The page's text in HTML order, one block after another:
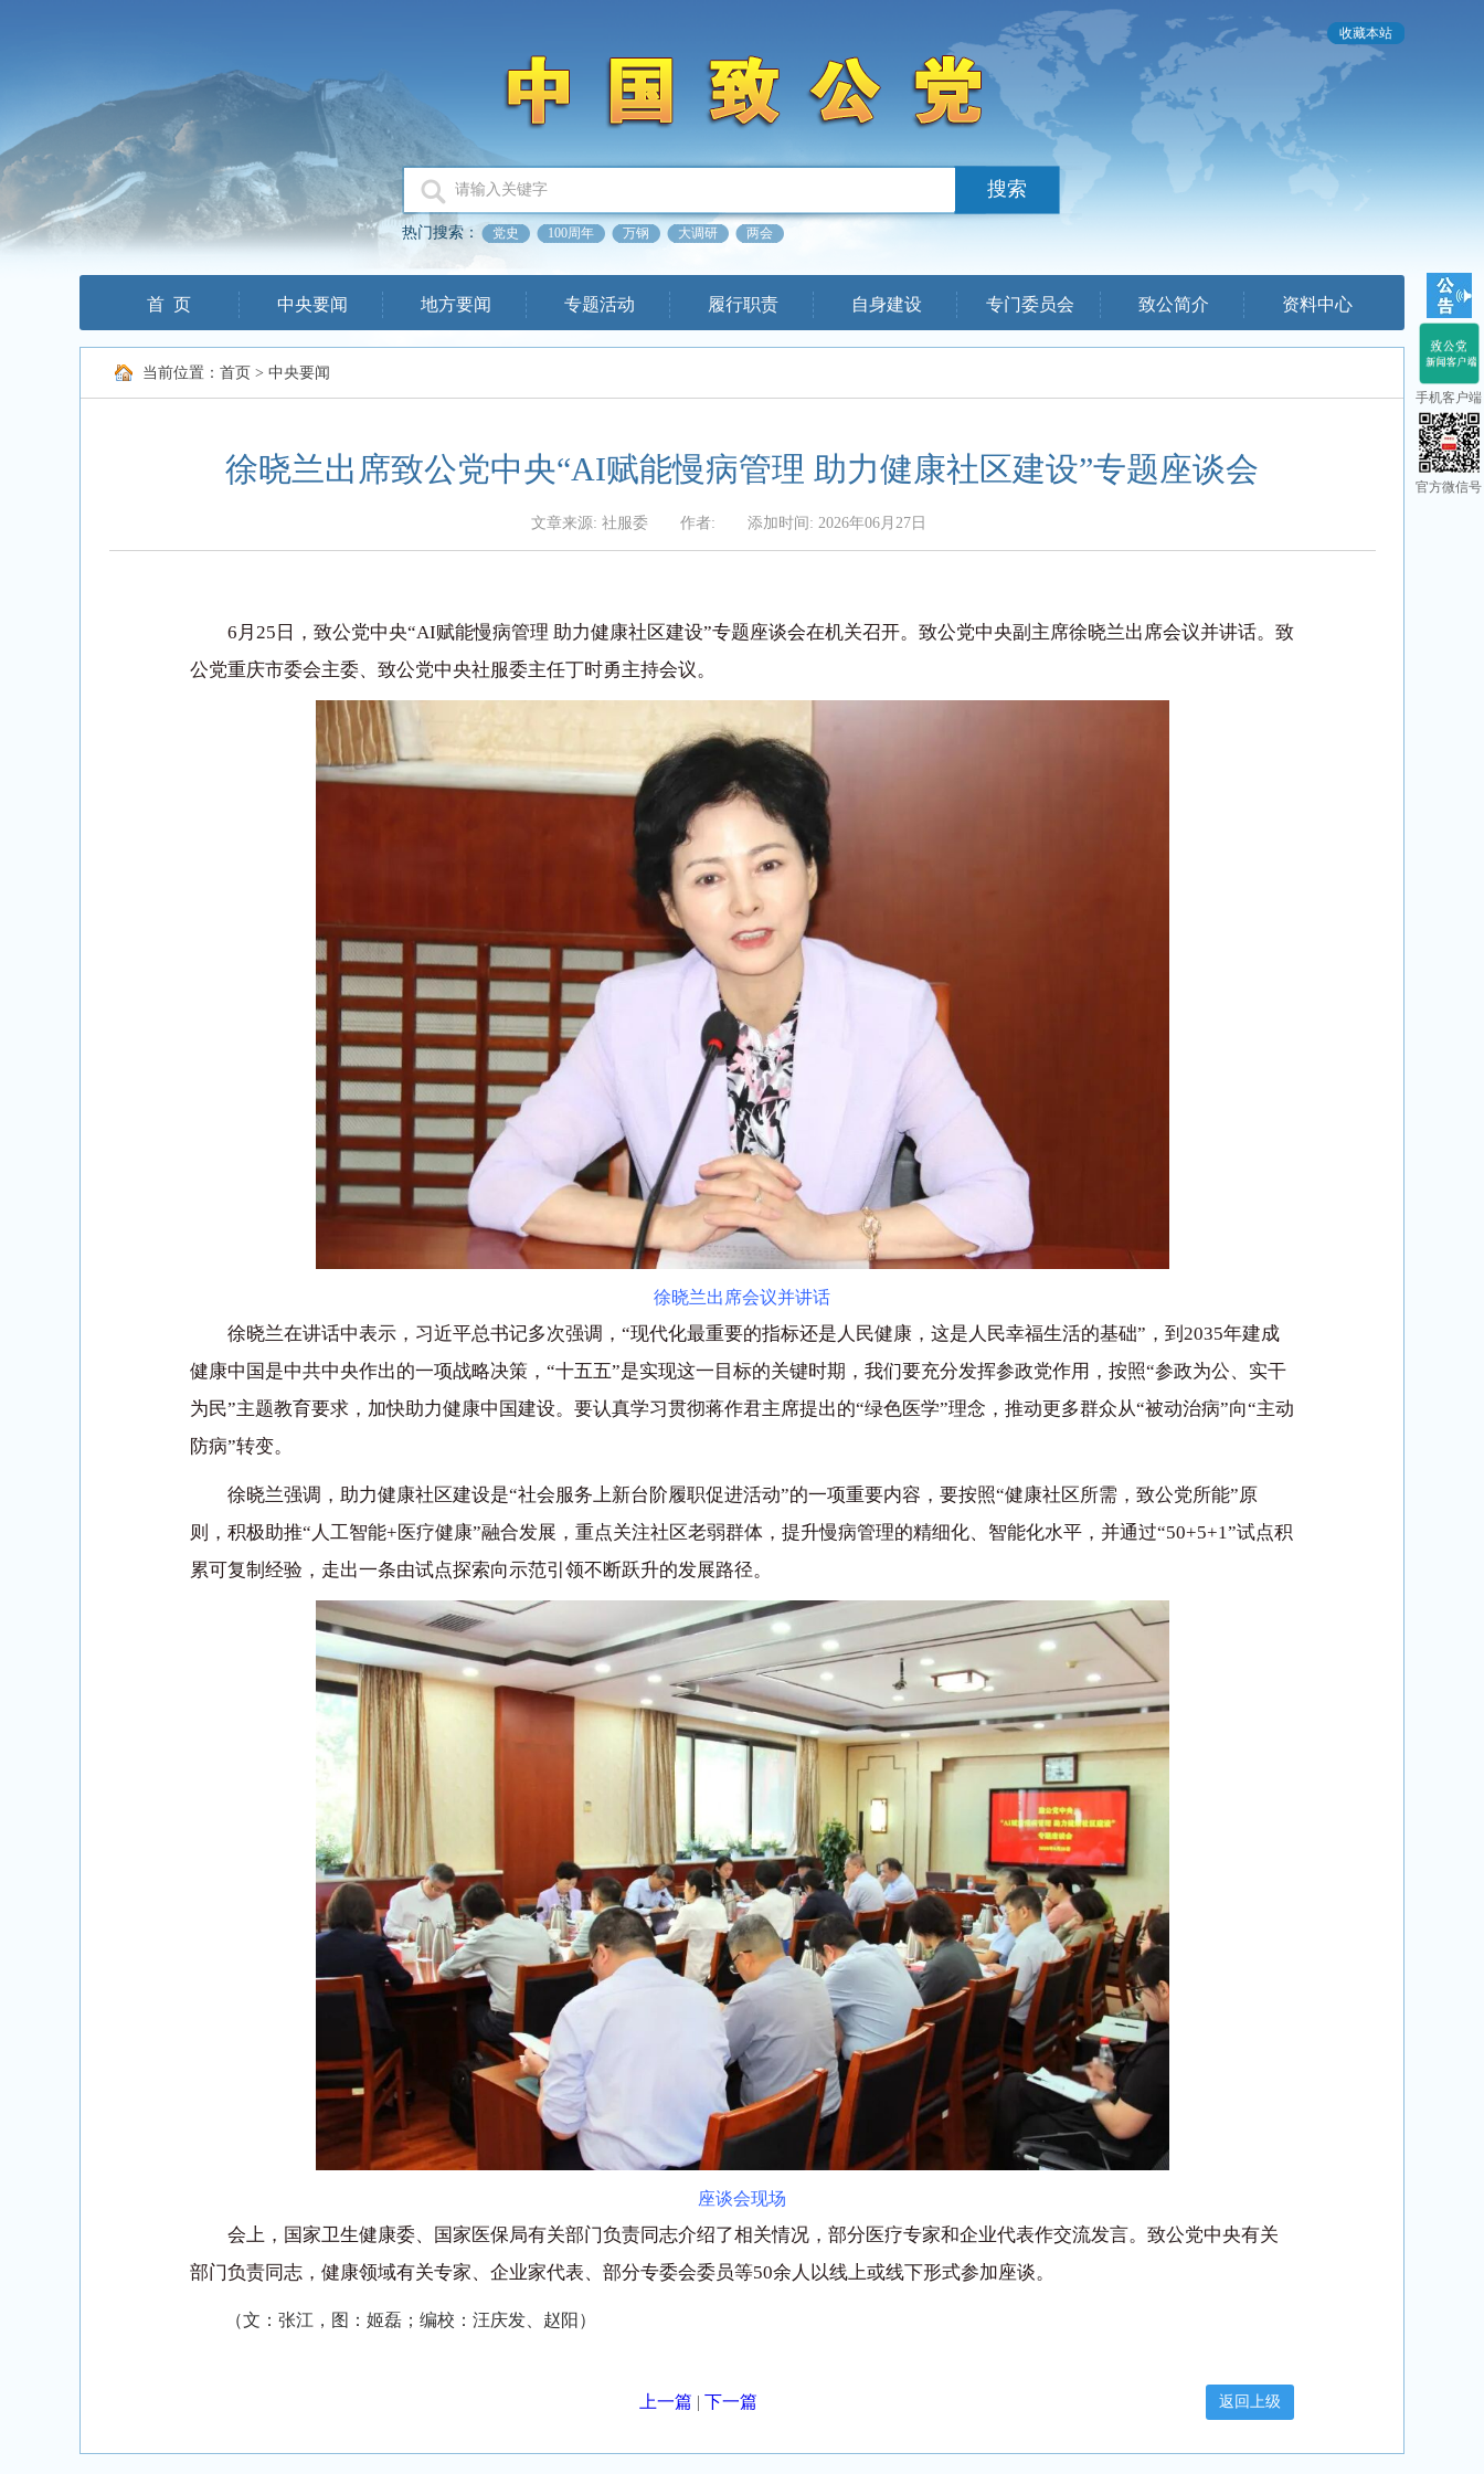
手机客户端
官方微信号
收藏本站
热门搜索： 党史 100周年 万钢 大调研 两会
首 页 中央要闻 地方要闻 专题活动 履行职责 自身建设 专门委员会 致公简介 资料中心
当前位置： 首页 > 中央要闻
徐晓兰出席致公党中央“AI赋能慢病管理 助力健康社区建设”专题座谈会
文章来源: 社服委 作者: 添加时间: 2026年06月27日
6月25日，致公党中央“AI赋能慢病管理 助力健康社区建设”专题座谈会在机关召开。致公党中央副主席徐晓兰出席会议并讲话。致
公党重庆市委会主委、致公党中央社服委主任丁时勇主持会议。
徐晓兰出席会议并讲话
徐晓兰在讲话中表示，习近平总书记多次强调，“现代化最重要的指标还是人民健康，这是人民幸福生活的基础”，到2035年建成
健康中国是中共中央作出的一项战略决策，“十五五”是实现这一目标的关键时期，我们要充分发挥参政党作用，按照“参政为公、实干
为民”主题教育要求，加快助力健康中国建设。要认真学习贯彻蒋作君主席提出的“绿色医学”理念，推动更多群众从“被动治病”向“主动
防病”转变。
徐晓兰强调，助力健康社区建设是“社会服务上新台阶履职促进活动”的一项重要内容，要按照“健康社区所需，致公党所能”原
则，积极助推“人工智能+医疗健康”融合发展，重点关注社区老弱群体，提升慢病管理的精细化、智能化水平，并通过“50+5+1”试点积
累可复制经验，走出一条由试点探索向示范引领不断跃升的发展路径。
座谈会现场
会上，国家卫生健康委、国家医保局有关部门负责同志介绍了相关情况，部分医疗专家和企业代表作交流发言。致公党中央有关
部门负责同志，健康领域有关专家、企业家代表、部分专委会委员等50余人以线上或线下形式参加座谈。
（文：张江，图：姬磊；编校：汪庆发、赵阳）
上一篇 | 下一篇